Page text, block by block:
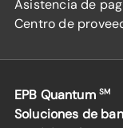
Asistencia de
Centro de
EPB Quantum SM
Soluciones de